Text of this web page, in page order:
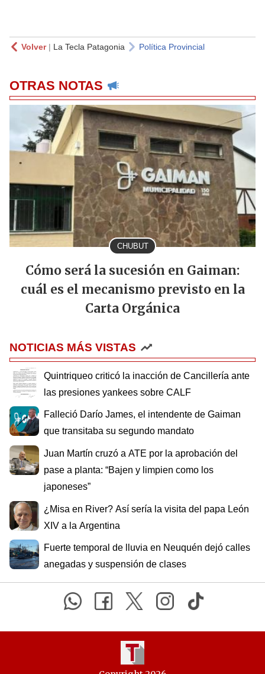
Volver| La Tecla Patagonia Política Provincial
OTRAS NOTAS
CHUBUT
Cómo será la sucesión en Gaiman:
cuál es el mecanismo previsto en la
Carta Orgánica
NOTICIAS MÁS VISTAS
Quintriqueo criticó la inacción de Cancillería ante
las presiones yankees sobre CALF
Falleció Darío James, el intendente de Gaiman
que transitaba su segundo mandato
Juan Martín cruzó a ATE por la aprobación del
pase a planta: “Bajen y limpien como los
japoneses”
¿Misa en River? Así sería la visita del papa León
XIV a la Argentina
Fuerte temporal de lluvia en Neuquén dejó calles
anegadas y suspensión de clases